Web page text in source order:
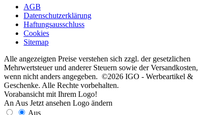
AGB
Datenschutzerklärung
Haftungsausschluss
Cookies
Sitemap
Alle angezeigten Preise verstehen sich zzgl. der gesetzlichen
Mehrwertsteuer und anderer Steuern sowie der Versandkosten,
wenn nicht anders angegeben. ©2026 IGO - Werbeartikel &
Geschenke. Alle Rechte vorbehalten.
Vorabansicht mit Ihrem Logo!
An Aus Jetzt ansehen Logo ändern
Aus